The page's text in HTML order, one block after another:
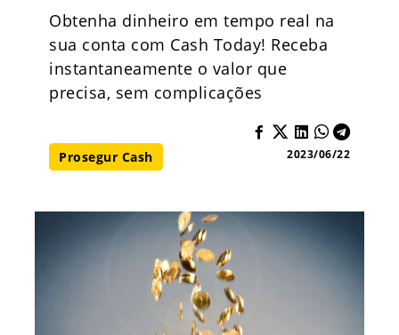
Obtenha dinheiro em tempo real na
sua conta com Cash Today! Receba
instantaneamente o valor que
precisa, sem complicações
Prosegur Cash 2023/06/22